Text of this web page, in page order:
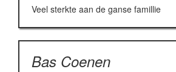
Veel sterkte aan de ganse famillie
Bas Coenen